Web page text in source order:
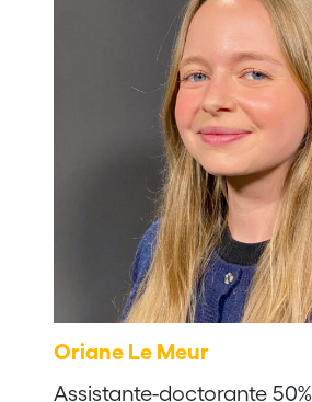
Oriane Le Meur
Assistante-doctorante 50%